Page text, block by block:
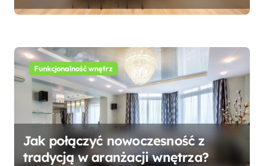
s
Funkcjonalność wnętrz
Jak połączyć nowoczesność z
tradycją w aranżacji wnętrza?